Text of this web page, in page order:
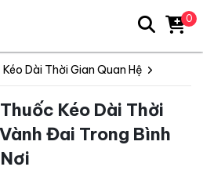
Dài Thời Gian Quan Hệ
Kéo Dài Thời
Đai Trong Bình
0